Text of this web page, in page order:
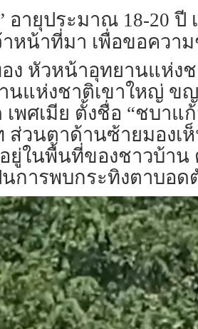
ายุประมาณ 18-20 ปี
หน้าที่มา เพื่อขอความ
ง หัวหน้าอุทยานแห่ง
แห่งชาติเขาใหญ่ ข
พศเมีย ตั้งชื่อ “ชบาแ
วนตาด้านซ้ายมองเห็
ในพื้นที่ของชาวบ้าน
การพบกระทิงตาบอด